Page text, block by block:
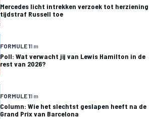
Mercedes licht intrekken verzoek tot herziening
tijdstraf Russell toe
FORMULE 11 m
Poll: Wat verwacht jij van Lewis Hamilton in de
rest van 2026?
FORMULE 11 m
Column: Wie het slechtst geslapen heeft na de
Grand Prix van Barcelona